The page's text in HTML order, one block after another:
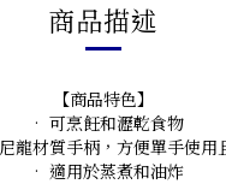
商品描述
【商品特色】
• 可烹飪和瀝乾食物
龍材質手柄，方便單手使用
• 適用於蒸煮和油炸